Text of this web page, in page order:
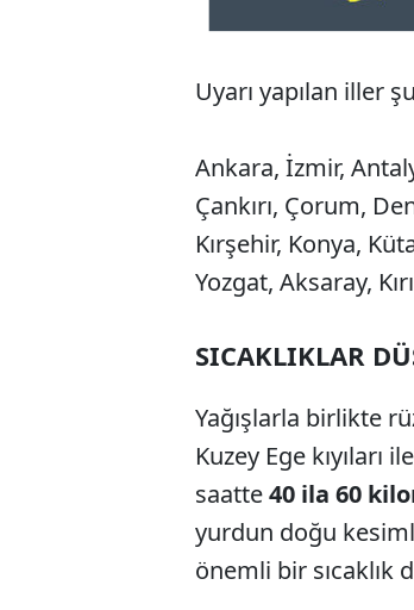
Uyarı yapılan iller
Ankara, İzmir,
Çankırı, Çorum,
Kırşehir, Konya,
Yozgat, Aksaray,
SICAKLIKLAR
Yağışlarla birlikte
Kuzey Ege kıyıları
saatte40 ila 60
yurdun doğu
önemli bir sıcaklık